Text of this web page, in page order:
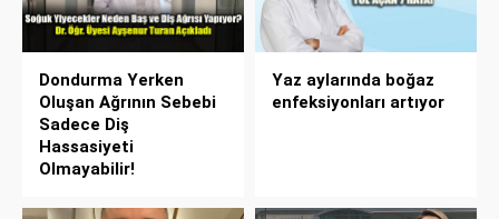
Dondurma Yerken
Oluşan Ağrının Sebebi
Sadece Diş
Hassasiyeti
Olmayabilir!
Yaz aylarında boğaz
enfeksiyonları artıyor